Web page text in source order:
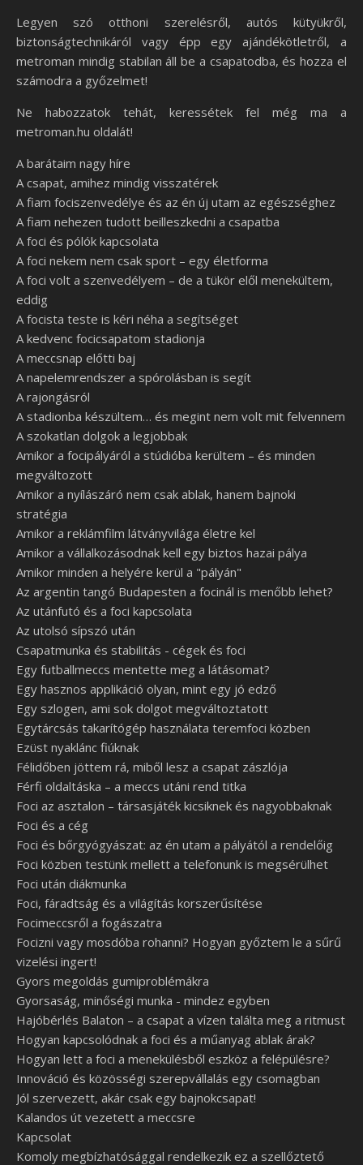
Legyen szó otthoni szerelésről, autós kütyükről,
biztonságtechnikáról vagy épp egy ajándékötletről, a
metroman mindig stabilan áll be a csapatodba, és hozza el
számodra a győzelmet!
Ne habozzatok tehát, keressétek fel még ma a
metroman.hu oldalát!
A barátaim nagy híre
A csapat, amihez mindig visszatérek
A fiam fociszenvedélye és az én új utam az egészséghez
A fiam nehezen tudott beilleszkedni a csapatba
A foci és pólók kapcsolata
A foci nekem nem csak sport – egy életforma
A foci volt a szenvedélyem – de a tükör elől menekültem,
eddig
A focista teste is kéri néha a segítséget
A kedvenc focicsapatom stadionja
A meccsnap előtti baj
A napelemrendszer a spórolásban is segít
A rajongásról
A stadionba készültem… és megint nem volt mit felvennem
A szokatlan dolgok a legjobbak
Amikor a focipályáról a stúdióba kerültem – és minden
megváltozott
Amikor a nyílászáró nem csak ablak, hanem bajnoki
stratégia
Amikor a reklámfilm látványvilága életre kel
Amikor a vállalkozásodnak kell egy biztos hazai pálya
Amikor minden a helyére kerül a "pályán"
Az argentin tangó Budapesten a focinál is menőbb lehet?
Az utánfutó és a foci kapcsolata
Az utolsó sípszó után
Csapatmunka és stabilitás - cégek és foci
Egy futballmeccs mentette meg a látásomat?
Egy hasznos applikáció olyan, mint egy jó edző
Egy szlogen, ami sok dolgot megváltoztatott
Egytárcsás takarítógép használata teremfoci közben
Ezüst nyaklánc fiúknak
Félidőben jöttem rá, miből lesz a csapat zászlója
Férfi oldaltáska – a meccs utáni rend titka
Foci az asztalon – társasjáték kicsiknek és nagyobbaknak
Foci és a cég
Foci és bőrgyógyászat: az én utam a pályától a rendelőig
Foci közben testünk mellett a telefonunk is megsérülhet
Foci után diákmunka
Foci, fáradtság és a világítás korszerűsítése
Focimeccsről a fogászatra
Focizni vagy mosdóba rohanni? Hogyan győztem le a sűrű
vizelési ingert!
Gyors megoldás gumiproblémákra
Gyorsaság, minőségi munka - mindez egyben
Hajóbérlés Balaton – a csapat a vízen találta meg a ritmust
Hogyan kapcsolódnak a foci és a műanyag ablak árak?
Hogyan lett a foci a menekülésből eszköz a felépülésre?
Innováció és közösségi szerepvállalás egy csomagban
Jól szervezett, akár csak egy bajnokcsapat!
Kalandos út vezetett a meccsre
Kapcsolat
Komoly megbízhatósággal rendelkezik ez a szellőztető